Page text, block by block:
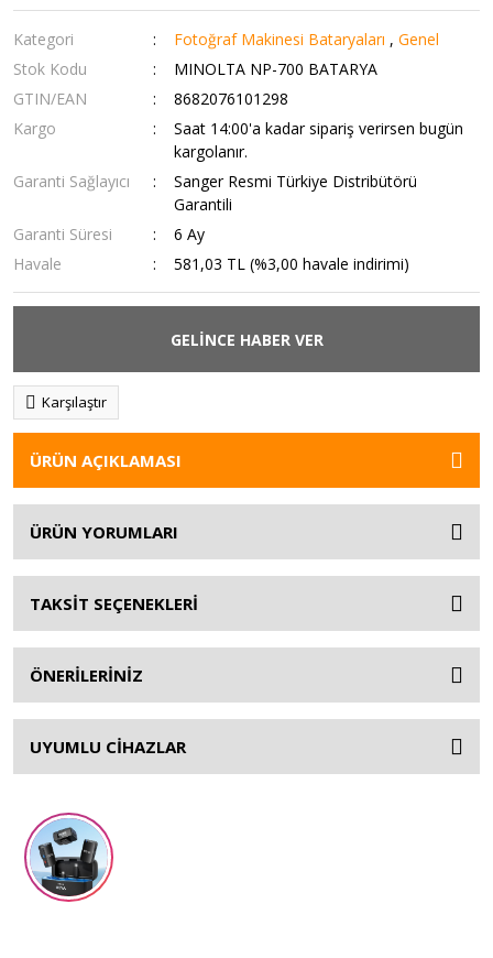
Kategori Fotoğraf Makinesi Bataryaları ,Genel
Stok Kodu
MINOLTA NP-700 BATARYA
GTIN/EAN
8682076101298
Kargo
Saat 14:00'a kadar sipariş verirsen bugün
kargolanır.
Garanti Sağlayıcı
Sanger Resmi Türkiye Distribütörü
Garantili
Garanti Süresi
6 Ay
Havale
581,03 TL (%3,00 havale indirimi)
GELİNCE HABER VER
Karşılaştır
ÜRÜN AÇIKLAMASI
ÜRÜN YORUMLARI
TAKSİT SEÇENEKLERİ
ÖNERİLERİNİZ
UYUMLU CİHAZLAR